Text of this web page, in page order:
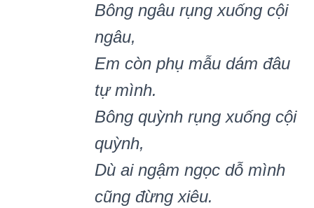
Bông ngâu rụng xuống cội
ngâu,
Em còn phụ mẫu dám đâu
tự mình.
Bông quỳnh rụng xuống cội
quỳnh,
Dù ai ngậm ngọc dỗ mình
cũng đừng xiêu.